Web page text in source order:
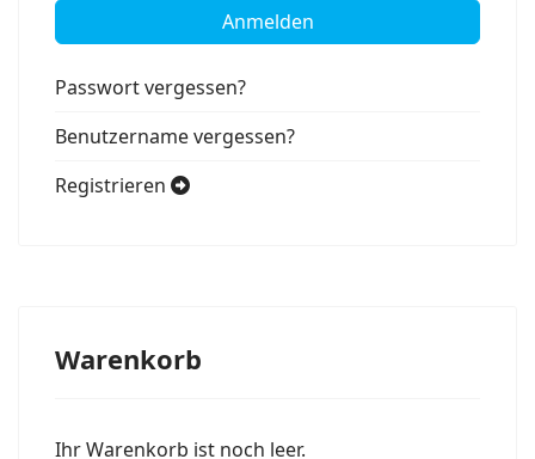
Anmelden
Passwort vergessen?
Benutzername vergessen?
Registrieren
Warenkorb
Ihr Warenkorb ist noch leer.